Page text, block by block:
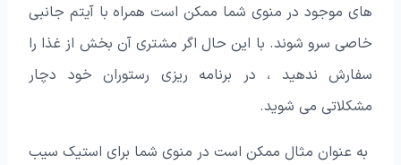
های موجود در منوی شما ممکن است همراه با آیتم جانبی
خاصی سرو شوند. با این حال اگر مشتری آن بخش از غذا را
سفارش ندهید ، در برنامه ریزی رستوران خود دچار
مشکلاتی می شوید.
به عنوان مثال ممکن است در منوی شما برای استیک سیب